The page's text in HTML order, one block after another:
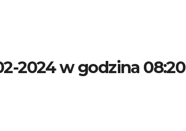
2024 w godzina 08:20